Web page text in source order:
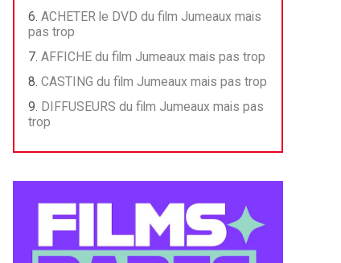
ACHETER le DVD du film Jumeaux mais
pas trop
AFFICHE du film Jumeaux mais pas trop
CASTING du film Jumeaux mais pas trop
DIFFUSEURS du film Jumeaux mais pas
trop